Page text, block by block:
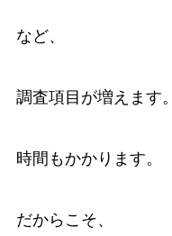
など、
調査項目が増えます。
時間もかかります。
だからこそ、